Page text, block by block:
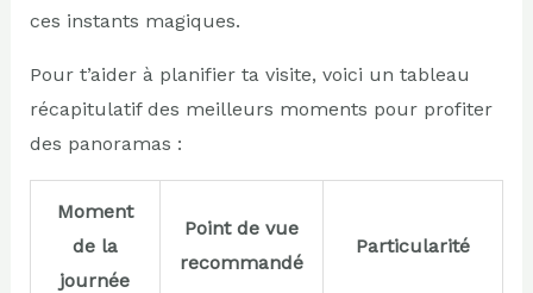
ces instants magiques.
Pour t’aider à planifier ta visite, voici un tableau
récapitulatif des meilleurs moments pour profiter
des panoramas :
Moment
de la
journée
Point de vue
recommandé
Particularité